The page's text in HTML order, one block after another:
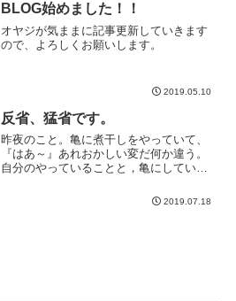
BLOG始めました！！
オヤジが気ままに記事更新していきます
ので、よろしくお願いします。
2019.05.10
反省、猛省です。
昨夜のこと。亀に煮干しをやっていて、
『はあ～』あれおかしい変だ何か違う。
自分のやっていることと，亀にしている
2019.07.18